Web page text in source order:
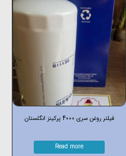
فیلتر روغن سری 4000 پرکینز انگلستان
Read more